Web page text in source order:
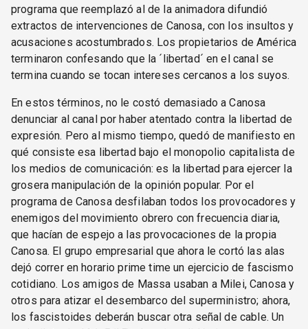
programa que reemplazó al de la animadora difundió
extractos de intervenciones de Canosa, con los insultos y
acusaciones acostumbrados. Los propietarios de América
terminaron confesando que la ´libertad´ en el canal se
termina cuando se tocan intereses cercanos a los suyos.
En estos términos, no le costó demasiado a Canosa
denunciar al canal por haber atentado contra la libertad de
expresión. Pero al mismo tiempo, quedó de manifiesto en
qué consiste esa libertad bajo el monopolio capitalista de
los medios de comunicación: es la libertad para ejercer la
grosera manipulación de la opinión popular. Por el
programa de Canosa desfilaban todos los provocadores y
enemigos del movimiento obrero con frecuencia diaria,
que hacían de espejo a las provocaciones de la propia
Canosa. El grupo empresarial que ahora le cortó las alas
dejó correr en horario prime time un ejercicio de fascismo
cotidiano. Los amigos de Massa usaban a Milei, Canosa y
otros para atizar el desembarco del superministro; ahora,
los fascistoides deberán buscar otra señal de cable. Un